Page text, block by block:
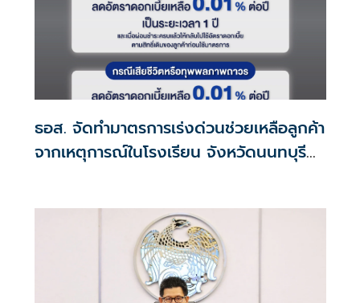
ธอส. จัดทำมาตรการเร่งด่วนช่วยเหลือลูกค้า
จากเหตุการณ์ในโรงเรียน จังหวัดนนทบุรี